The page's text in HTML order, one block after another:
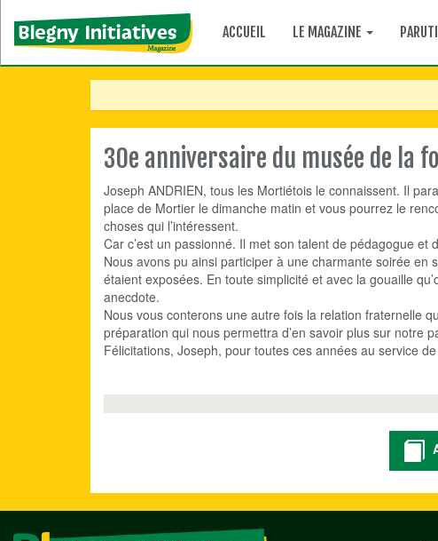
ACCUEIL LE MAGAZINE
30e anniversaire du musée de la
Joseph ANDRIEN, tous les Mortiétois le connaissent. Il
place de Mortier le dimanche matin et vous pourrez le
choses qui l’intéressent.
Car c’est un passionné. Il met son talent de pédagogue
Nous avons pu ainsi participer à une charmante soirée
étaient exposées. En toute simplicité et avec la gouaille
anecdote.
Nous vous conterons une autre fois la relation fraternelle
préparation qui nous permettra d’en savoir plus sur notre
Félicitations, Joseph, pour toutes ces années au service